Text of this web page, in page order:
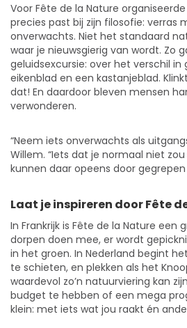
Voor Fête de la Nature
precies past bij zijn filosofie: verras
onverwachts. Niet het standaard
waar je nieuwsgierig van wordt. Zo
geluidsexcursie: over het verschil in
eikenblad en een kastanjeblad.
dat! En daardoor bleven mensen
verwonderen.
“Neem iets onverwachts als
Willem. “Iets dat je normaal niet
kunnen daar opeens door gegrepen
Laat je inspireren door Fête
In Frankrijk is Fête de la Nature een
dorpen doen mee, er wordt
in het groen. In Nederland begint
te schieten, en plekken als het
waardevol zo’n natuurviering kan
budget te hebben of een mega
klein: met iets wat jou raakt én